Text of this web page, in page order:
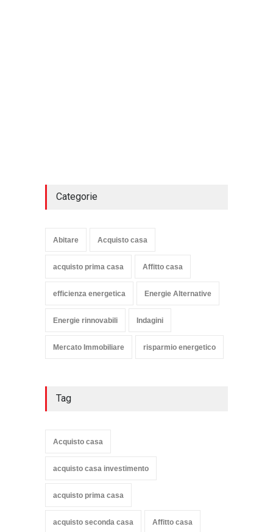
Categorie
Abitare Acquisto casa
acquisto prima casa Affitto casa
efficienza energetica Energie Alternative
Energie rinnovabili Indagini
Mercato Immobiliare risparmio energetico
Tag
Acquisto casa
acquisto casa investimento
acquisto prima casa
acquisto seconda casa Affitto casa